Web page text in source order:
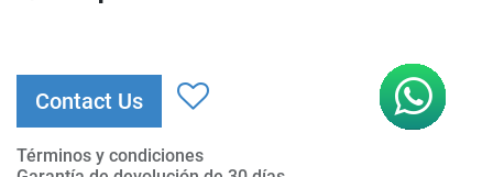
Contact Us
Términos y condiciones